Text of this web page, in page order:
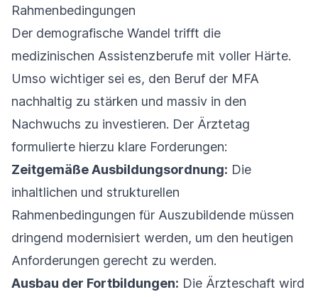
Rahmenbedingungen
Der demografische Wandel trifft die
medizinischen Assistenzberufe mit voller Härte.
Umso wichtiger sei es, den Beruf der MFA
nachhaltig zu stärken und massiv in den
Nachwuchs zu investieren. Der Ärztetag
formulierte hierzu klare Forderungen:
Zeitgemäße Ausbildungsordnung: Die
inhaltlichen und strukturellen
Rahmenbedingungen für Auszubildende müssen
dringend modernisiert werden, um den heutigen
Anforderungen gerecht zu werden.
Ausbau der Fortbildungen: Die Ärzteschaft wird